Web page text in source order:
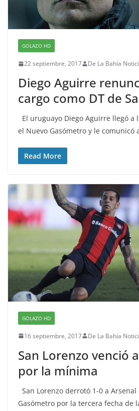
GOLAZO HD
22 septiembre, 2017 De La Bahía
Diego Aguirre
cargo como DT de
El uruguayo Diego Aguirre llegó a
el Nuevo Gasómetro y le comunicó
Read More
GOLAZO HD
16 septiembre, 2017 De La Bahía
San Lorenzo venció
por la mínima
San Lorenzo derrotó 1-0 a
Gasómetro por la tercera fecha de